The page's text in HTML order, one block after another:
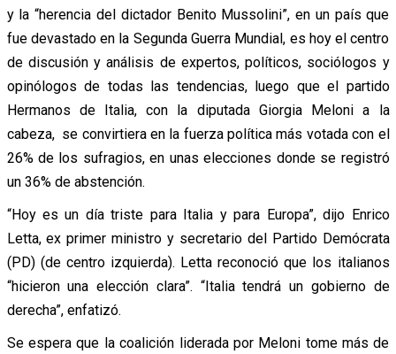
y la “herencia del dictador Benito Mussolini”, en un país que
fue devastado en la Segunda Guerra Mundial, es hoy el centro
de discusión y análisis de expertos, políticos, sociólogos y
opinólogos de todas las tendencias, luego que el partido
Hermanos de Italia, con la diputada Giorgia Meloni a la
cabeza, se convirtiera en la fuerza política más votada con el
26% de los sufragios, en unas elecciones donde se registró
un 36% de abstención.
“Hoy es un día triste para Italia y para Europa”, dijo Enrico
Letta, ex primer ministro y secretario del Partido Demócrata
(PD) (de centro izquierda). Letta reconoció que los italianos
“hicieron una elección clara”. “Italia tendrá un gobierno de
derecha”, enfatizó.
Se espera que la coalición liderada por Meloni tome más de